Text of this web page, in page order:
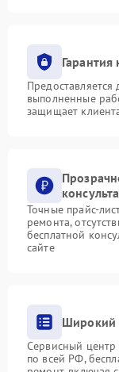
Гарантия
выполненные
защищает
Точные прайс-
ремонта,
бесплатной
сайте
Широкий
Сервисный центр
по всей РФ,